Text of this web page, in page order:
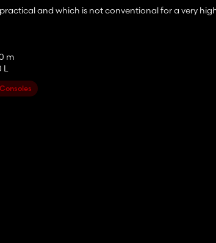
and which is not conventional for a very
m
L
Consoles